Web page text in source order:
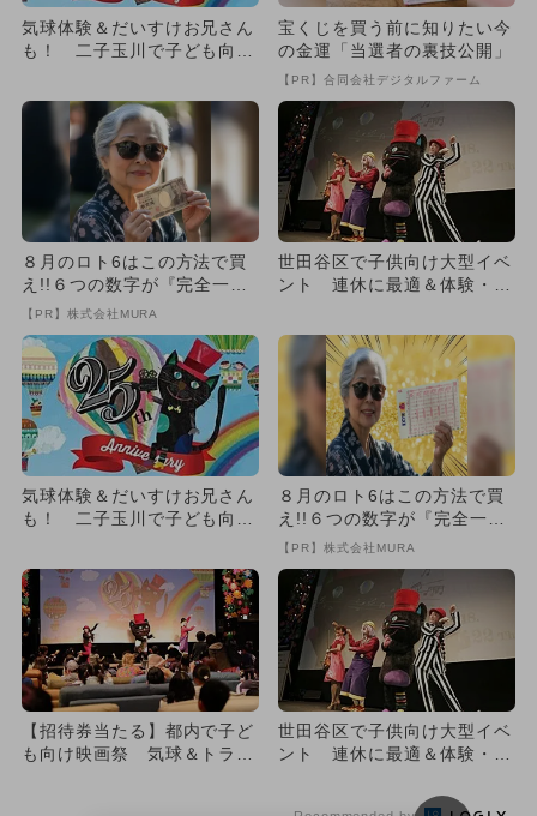
気球体験＆だいすけお兄さん
も！ 二子玉川で子ども向け
宝くじを買う前に知りたい今
の金運「当選者の裏技公開」
【PR】合同会社デジタルファーム
８月のロト6はこの方法で買
え!!６つの数字が『完全一
致』する方法
【PR】株式会社MURA
世田谷区で子供向け大型イベ
ント 連休に最適＆体験・遊
気球体験＆だいすけお兄さん
も！ 二子玉川で子ども向け
８月のロト6はこの方法で買
え!!６つの数字が『完全一
致』する方法
【PR】株式会社MURA
【招待券当たる】都内で子ど
も向け映画祭 気球＆トラン
世田谷区で子供向け大型イベ
ント 連休に最適＆体験・遊